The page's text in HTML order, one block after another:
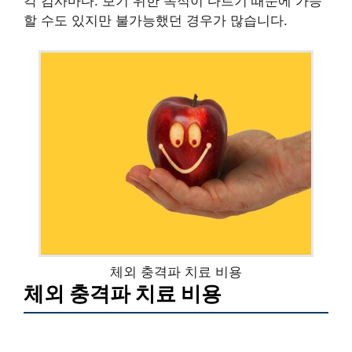
할 수도 있지만 불가능했던 경우가 많습니다.
체외 충격파 치료 비용
체외 충격파 치료 비용